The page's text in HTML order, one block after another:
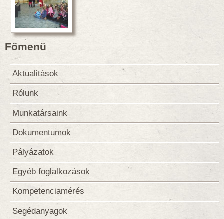
Főmenü
Aktualitások
Rólunk
Munkatársaink
Dokumentumok
Pályázatok
Egyéb foglalkozások
Kompetenciamérés
Segédanyagok